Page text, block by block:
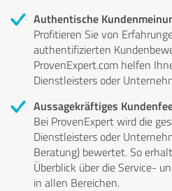
Authentische
Profitieren Sie von
authentifizierten
ProvenExpert.com helfen
Dienstleisters oder
Aussagekräftiges
Bei ProvenExpert wird die
Dienstleisters oder
Beratung) bewertet. So
Überblick über die Service-
in allen Bereichen.